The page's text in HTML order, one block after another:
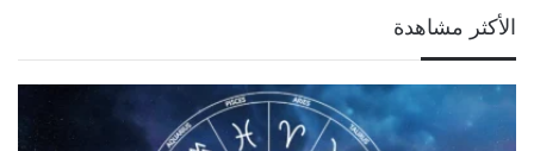
الأكثر مشاهدة